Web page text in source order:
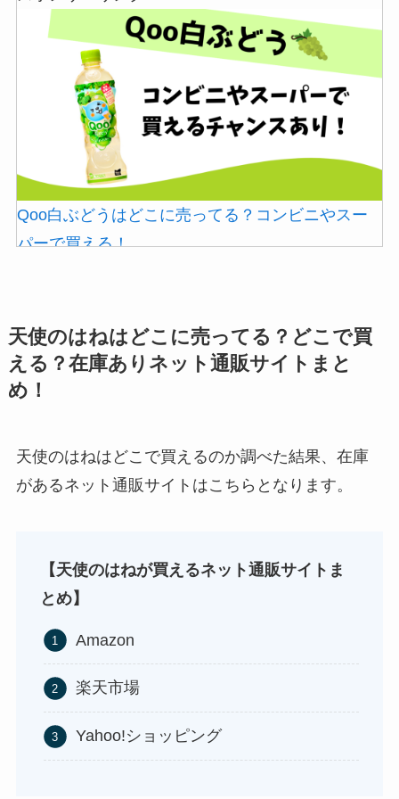
ガツンと杏仁豆腐はどこに売ってる？販売終了で
再販はある？
使い捨ておしぼりはどこで買える？販売店は100均
（ダイソー、セリア）！
未来のレモンサワーはどこに売ってる？販売店は
コンビニやスーパー！
シャチハタはどこに売ってる？100均やロフトで買
える！
冷凍ペットボトルはどこに売ってる？ドンキやセ
ブンなどのコンビニで買える！
Qoo白ぶどうはどこに売ってる？コンビニやスー
パーで買える！
ストレッチポールはどこで買える？取扱店は100均
やニトリ？
アサイーの冷凍はどこに売ってる？コストコや業
務スーパーで買える！
天使のはねはどこに売ってる？どこで買
える？在庫ありネット通販サイトまと
め！
天使のはねはどこで買えるのか調べた結果、在庫
があるネット通販サイトはこちらとなります。
【天使のはねが買えるネット通販サイトま
とめ】
Amazon
楽天市場
Yahoo!ショッピング